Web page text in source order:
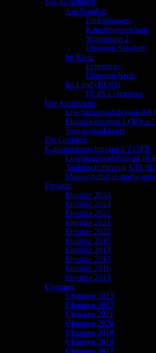
Die Ausbildung
Am Standort
Fortbildungen
Katastrophenschutz
Truppmann 2
Übungen Standort
Im Kreis
Lehrgänge
Übungen Kreis
Im Land (HLFS)
HLFS Lehrgänge
Die Ausrüstung
Löschgruppenfahrzeug 8/6
Einsatzleitwagen 1 (RO-2-
Transportanhänger
Die Gruppen
Katastrophenschutzzug LZ15FB
Löschgruppenfahrzeug 10/
Tanklöschfahrzeug 8/18
Einsätze
Einsätze 2024
Einsätze 2023
Einsätze 2022
Einsätze 2021
Einsätze 2020
Einsätze 2019
Einsätze 2018
Einsätze 2017
Einsätze 2016
Einsätze 2015
Übungen
Übungen 2023
Übungen 2022
Übungen 2021
Übungen 2020
Übungen 2019
Übungen 2018
Übungen 2017